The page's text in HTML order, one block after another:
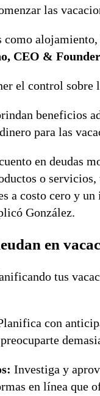
las
como
CEO &
el control
beneficios
para las
en deudas
o
a costo cero y
González.
en
tus
con
Investiga y
en línea que